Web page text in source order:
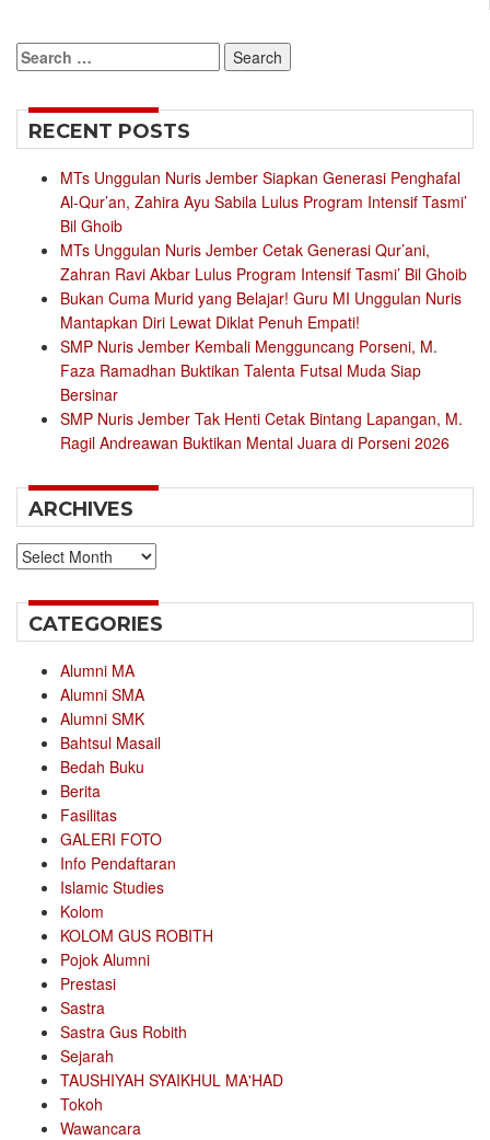
Search
for:
RECENT POSTS
MTs Unggulan Nuris Jember Siapkan Generasi Penghafal
Al-Qur’an, Zahira Ayu Sabila Lulus Program Intensif Tasmi’
Bil Ghoib
MTs Unggulan Nuris Jember Cetak Generasi Qur’ani,
Zahran Ravi Akbar Lulus Program Intensif Tasmi’ Bil Ghoib
Bukan Cuma Murid yang Belajar! Guru MI Unggulan Nuris
Mantapkan Diri Lewat Diklat Penuh Empati!
SMP Nuris Jember Kembali Mengguncang Porseni, M.
Faza Ramadhan Buktikan Talenta Futsal Muda Siap
Bersinar
SMP Nuris Jember Tak Henti Cetak Bintang Lapangan, M.
Ragil Andreawan Buktikan Mental Juara di Porseni 2026
ARCHIVES
Archives
CATEGORIES
Alumni MA
Alumni SMA
Alumni SMK
Bahtsul Masail
Bedah Buku
Berita
Fasilitas
GALERI FOTO
Info Pendaftaran
Islamic Studies
Kolom
KOLOM GUS ROBITH
Pojok Alumni
Prestasi
Sastra
Sastra Gus Robith
Sejarah
TAUSHIYAH SYAIKHUL MA'HAD
Tokoh
Wawancara